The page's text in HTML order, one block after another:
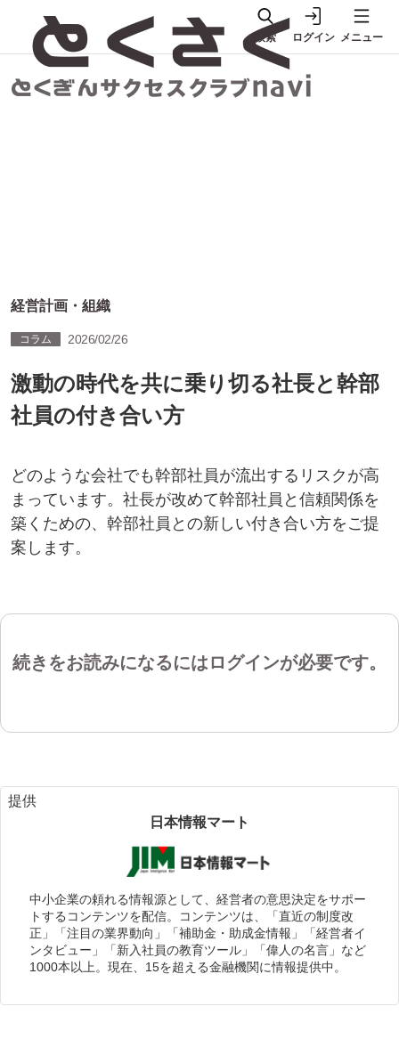
検索 ログイン メニュー
経営計画・組織
コラム 2026/02/26
激動の時代を共に乗り切る社長と幹部
社員の付き合い方
どのような会社でも幹部社員が流出するリスクが高
まっています。社長が改めて幹部社員と信頼関係を
築くための、幹部社員との新しい付き合い方をご提
案します。
続きをお読みになるにはログインが必要です。
提供
日本情報マート
中小企業の頼れる情報源として、経営者の意思決定をサポー
トするコンテンツを配信。コンテンツは、「直近の制度改
正」「注目の業界動向」「補助金・助成金情報」「経営者イ
ンタビュー」「新入社員の教育ツール」「偉人の名言」など
1000本以上。現在、15を超える金融機関に情報提供中。